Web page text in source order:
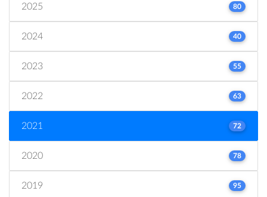
2025 80
2024 40
2023 55
2022 63
2021 72
2020 78
2019 95